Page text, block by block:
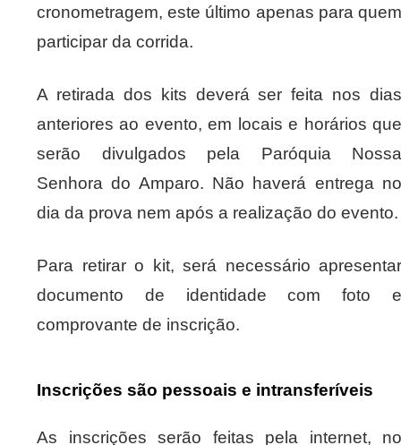
cronometragem, este último apenas para quem
participar da corrida.
A retirada dos kits deverá ser feita nos dias
anteriores ao evento, em locais e horários que
serão divulgados pela Paróquia Nossa
Senhora do Amparo. Não haverá entrega no
dia da prova nem após a realização do evento.
Para retirar o kit, será necessário apresentar
documento de identidade com foto e
comprovante de inscrição.
Inscrições são pessoais e intransferíveis
As inscrições serão feitas pela internet, no